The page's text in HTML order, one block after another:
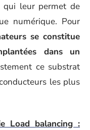
qui leur permet de
numérique. Pour
se constitue
dans un
ce substrat
les plus
Load balancing :